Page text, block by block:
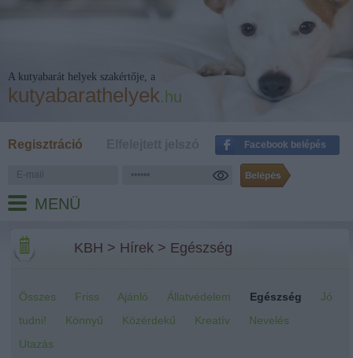
A kutyabarát helyek szakértője, a
kutyabarathelyek.hu
Regisztráció Facebook belépés
MENÜ
KBH > Hírek > Egészség
Összes Friss Ajánló Állatvédelem Egészség
Jó
tudni!
Könnyű Közérdekű Kreatív
Nevelés
Utazás